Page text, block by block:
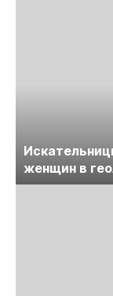
женщин в